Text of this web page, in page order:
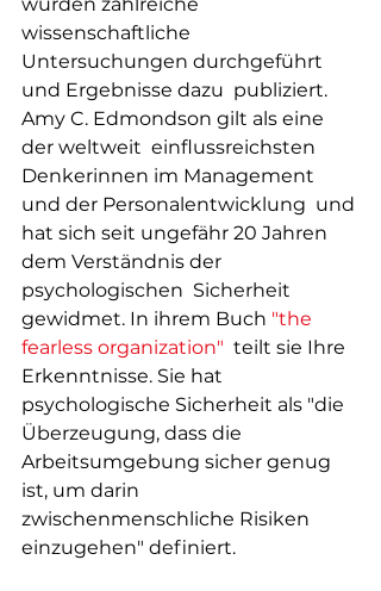
wissenschaftliche
Untersuchungen durchgeführt
und Ergebnisse dazu  publiziert.
Amy C. Edmondson gilt als eine
der weltweit  einflussreichsten
Denkerinnen im Management
und der Personalentwicklung  und
hat sich seit ungefähr 20 Jahren
dem Verständnis der
psychologischen  Sicherheit
gewidmet. In ihrem Buch "the
fearless organization"
  teilt sie Ihre
Erkenntnisse. Sie hat
psychologische Sicherheit als "die
Überzeugung, dass die
Arbeitsumgebung sicher genug
ist, um darin
zwischenmenschliche Risiken
einzugehen" definiert.